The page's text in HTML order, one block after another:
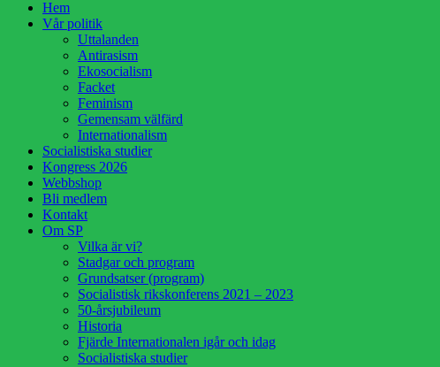
HoppaHem
Vår politik
Uttalanden
Antirasism
Ekosocialism
Facket
Feminism
Gemensam välfärd
Internationalism
Socialistiska studier
Kongress 2026
Webbshop
Bli medlem
Kontakt
Om SP
Vilka är vi?
Stadgar och program
Grundsatser (program)
Socialistisk rikskonferens 2021 – 2023
50-årsjubileum
Historia
Fjärde Internationalen igår och idag
Socialistiska studier